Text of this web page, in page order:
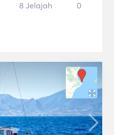
8 Jelajah 0